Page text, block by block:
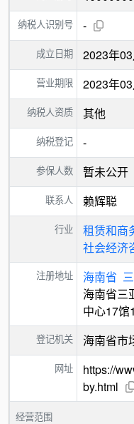
纳税人识别号 -
成立日期 2023年
营业期限 2023年
纳税人资质 其他
纳税登记 -
参保人数 暂未公开
联系人 赖辉聪
行业 租赁和商
社会经济
注册地址 海南省
海南省三
中心17馆
登记机关 海南省市
网址
https://
by.html
经营范围